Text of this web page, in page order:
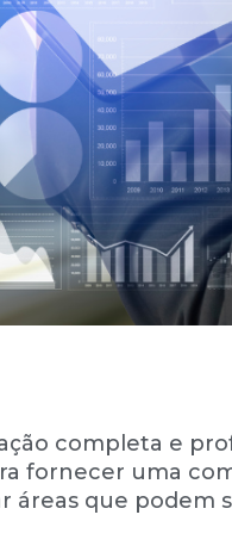
completa e
fornecer uma
áreas que podem